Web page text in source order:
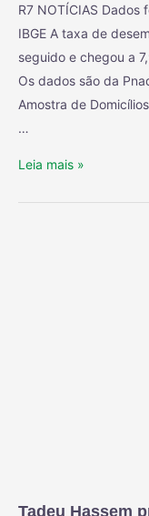
R7 NOTÍCIAS
IBGE A taxa de
seguido e chegou a
Os dados são da
Amostra de
…
Leia mais »
Tadeu Hassem